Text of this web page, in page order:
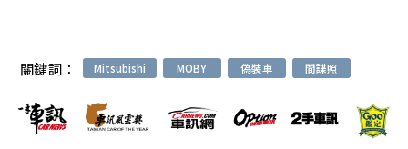
關鍵詞： Mitsubishi MOBY 偽裝車 間諜照